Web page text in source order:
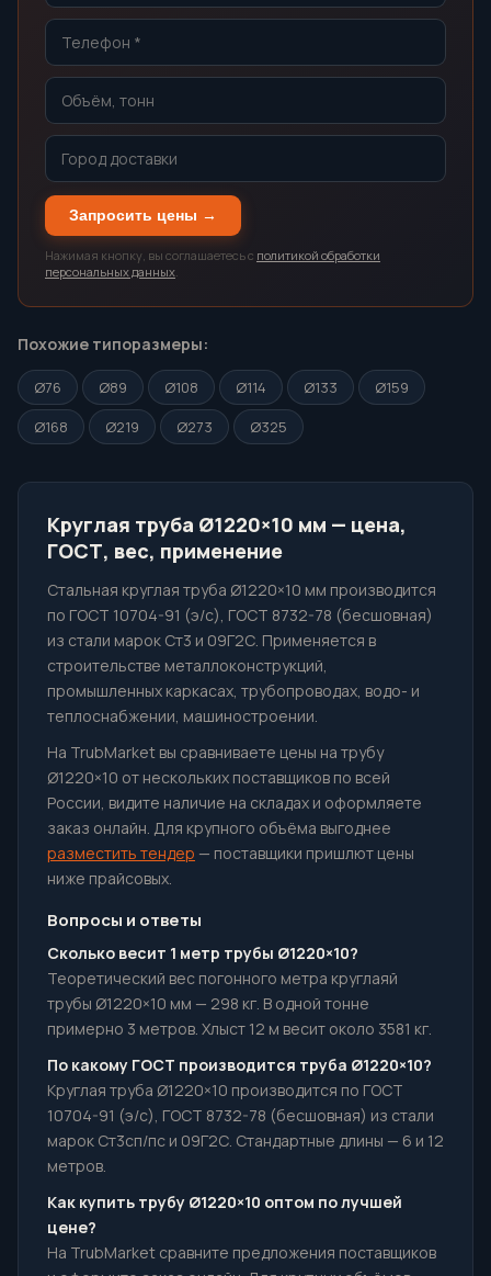
Запросить цены →
Нажимая кнопку, вы соглашаетесь с политикой обработки
персональных данных.
Похожие типоразмеры:
Ø76 Ø89 Ø108 Ø114 Ø133
Ø159
Ø168
Ø219 Ø273 Ø325
Круглая труба Ø1220×10 мм — цена,
ГОСТ, вес, применение
Стальная круглая труба Ø1220×10 мм производится
по ГОСТ 10704-91 (э/с), ГОСТ 8732-78 (бесшовная)
из стали марок Ст3 и 09Г2С. Применяется в
строительстве металлоконструкций,
промышленных каркасах, трубопроводах, водо- и
теплоснабжении, машиностроении.
На TrubMarket вы сравниваете цены на трубу
Ø1220×10 от нескольких поставщиков по всей
России, видите наличие на складах и оформляете
заказ онлайн. Для крупного объёма выгоднее
разместить тендер — поставщики пришлют цены
ниже прайсовых.
Вопросы и ответы
Сколько весит 1 метр трубы Ø1220×10?
Теоретический вес погонного метра круглаяй
трубы Ø1220×10 мм — 298 кг. В одной тонне
примерно 3 метров. Хлыст 12 м весит около 3581 кг.
По какому ГОСТ производится труба Ø1220×10?
Круглая труба Ø1220×10 производится по ГОСТ
10704-91 (э/с), ГОСТ 8732-78 (бесшовная) из стали
марок Ст3сп/пс и 09Г2С. Стандартные длины — 6 и 12
метров.
Как купить трубу Ø1220×10 оптом по лучшей
цене?
На TrubMarket сравните предложения поставщиков